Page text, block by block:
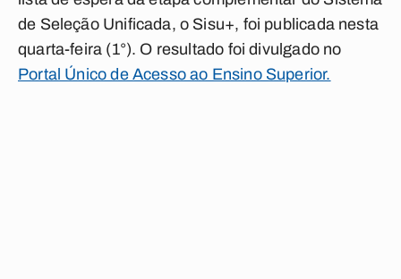
de Seleção Unificada, o Sisu+, foi publicada nesta
quarta-feira (1°). O resultado foi divulgado no
Portal Único de Acesso ao Ensino Superior.